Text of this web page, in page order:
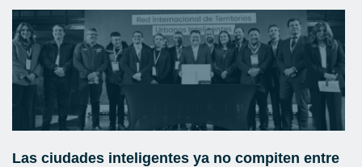
Las ciudades inteligentes ya no compiten entre